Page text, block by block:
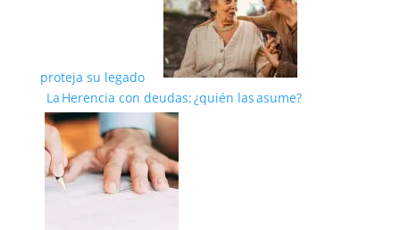
proteja su legado
La Herencia con deudas: ¿quién las asume?